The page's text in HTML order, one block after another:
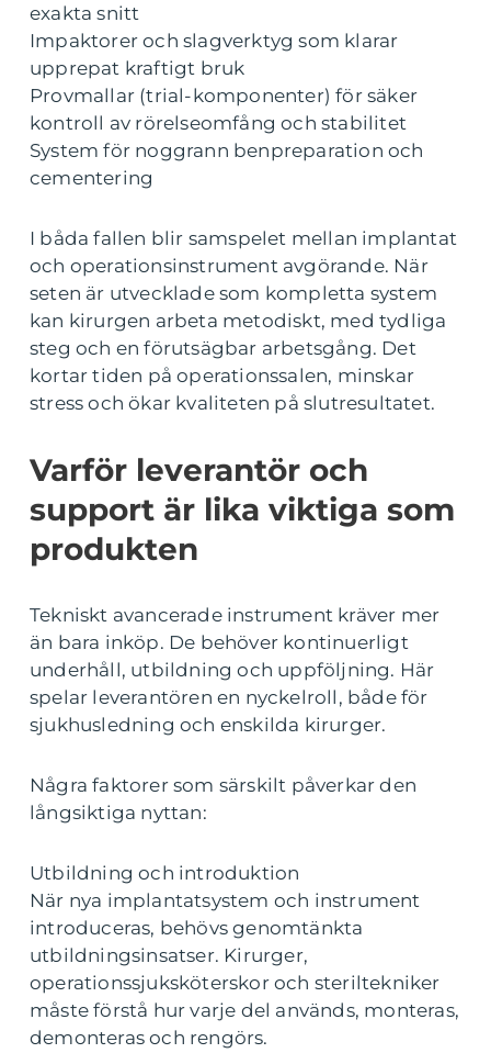
exakta snitt
Impaktorer och slagverktyg som klarar
upprepat kraftigt bruk
Provmallar (trial-komponenter) för säker
kontroll av rörelseomfång och stabilitet
System för noggrann benpreparation och
cementering
I båda fallen blir samspelet mellan implantat
och operationsinstrument avgörande. När
seten är utvecklade som kompletta system
kan kirurgen arbeta metodiskt, med tydliga
steg och en förutsägbar arbetsgång. Det
kortar tiden på operationssalen, minskar
stress och ökar kvaliteten på slutresultatet.
Varför leverantör och
support är lika viktiga som
produkten
Tekniskt avancerade instrument kräver mer
än bara inköp. De behöver kontinuerligt
underhåll, utbildning och uppföljning. Här
spelar leverantören en nyckelroll, både för
sjukhusledning och enskilda kirurger.
Några faktorer som särskilt påverkar den
långsiktiga nyttan:
Utbildning och introduktion
När nya implantatsystem och instrument
introduceras, behövs genomtänkta
utbildningsinsatser. Kirurger,
operationssjuksköterskor och steriltekniker
måste förstå hur varje del används, monteras,
demonteras och rengörs.